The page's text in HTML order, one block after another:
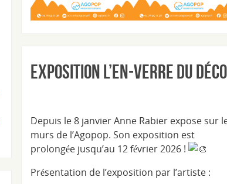
Exposition L’en-verre du
Depuis le 8 janvier Anne Rabier expose sur
murs de l’Agopop. Son exposition est
prolongée jusqu’au 12 février 2026 !
Présentation de l’exposition par l’artiste :